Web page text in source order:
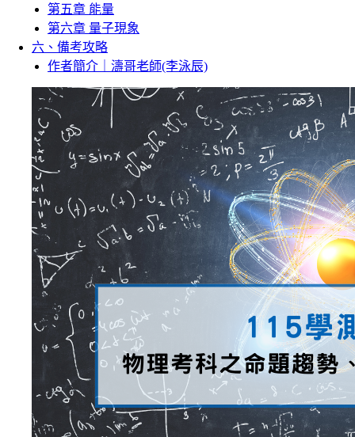
第五章 能量
第六章 量子現象
六、備考攻略
作者簡介｜濤哥老師(李泳辰)